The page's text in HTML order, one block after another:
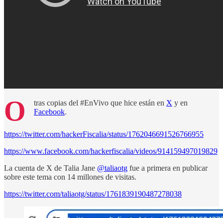
O tras copias del #EnVivo que hice están en X y en
Facebook.
https://twitter.com/hackerFiscalia/status/1762046691526766955
https://www.facebook.com/hackerfiscalia/videos/914159497019829
La cuenta de X de Talia Jane @taliaotg fue a primera en publicar
sobre este tema con 14 millones de visitas.
https://twitter.com/taliaotg/status/1761839190487278038